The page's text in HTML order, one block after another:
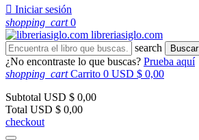
 Iniciar sesión
shopping_cart 0
libreriasiglo.com
search
Buscar
¿No encontraste lo que buscas? Prueba aquí
shopping_cart Carrito 0 USD $ 0,00
Subtotal USD $ 0,00
Total USD $ 0,00
checkout